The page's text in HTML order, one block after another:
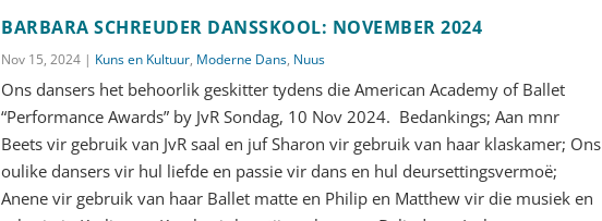
BARBARA SCHREUDER DANSSKOOL: NOVEMBER 2024
Nov 15, 2024 | Kuns en Kultuur, Moderne Dans, Nuus
Ons dansers het behoorlik geskitter tydens die American Academy of Ballet
“Performance Awards” by JvR Sondag, 10 Nov 2024. Bedankings; Aan mnr
Beets vir gebruik van JvR saal en juf Sharon vir gebruik van haar klaskamer; Ons
oulike dansers vir hul liefde en passie vir dans en hul deursettingsvermoë;
Anene vir gebruik van haar Ballet matte en Philip en Matthew vir die musiek en